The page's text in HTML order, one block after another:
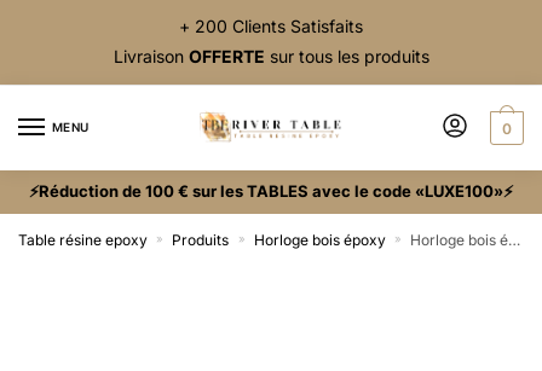
+ 200 Clients Satisfaits
Livraison OFFERTE sur tous les produits
MENU 0
⚡Réduction de 100 € sur les TABLES avec le code «LUXE100»⚡
Table résine epoxy » Produits » Horloge bois époxy » Horloge bois époxy bleu